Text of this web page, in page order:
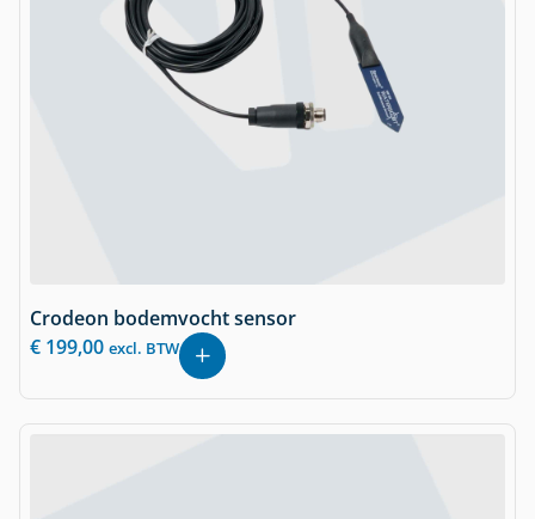
Crodeon bodemvocht sensor
€ 199,00 excl. BTW